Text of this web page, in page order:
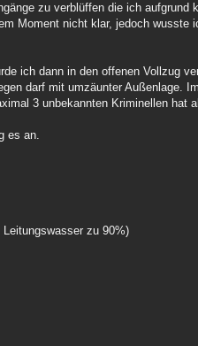
zu verblüffen die ich
Moment nicht klar, jedoch
ich dann in den offenen Vollzug
darf mit umzäunter Außenlage.
3 unbekannten Kriminellen hat
es an.
zu 90%)